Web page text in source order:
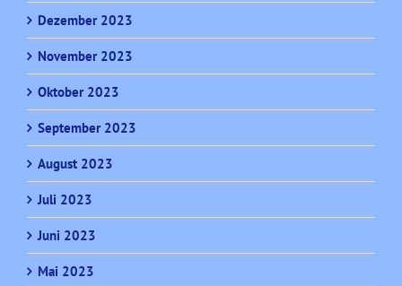
Dezember 2023
November 2023
Oktober 2023
September 2023
August 2023
Juli 2023
Juni 2023
Mai 2023